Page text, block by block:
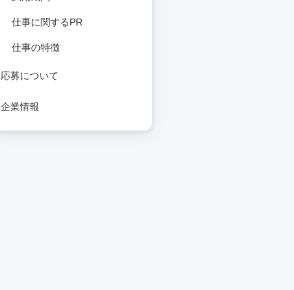
仕事に関するPR
仕事の特徴
応募について
企業情報